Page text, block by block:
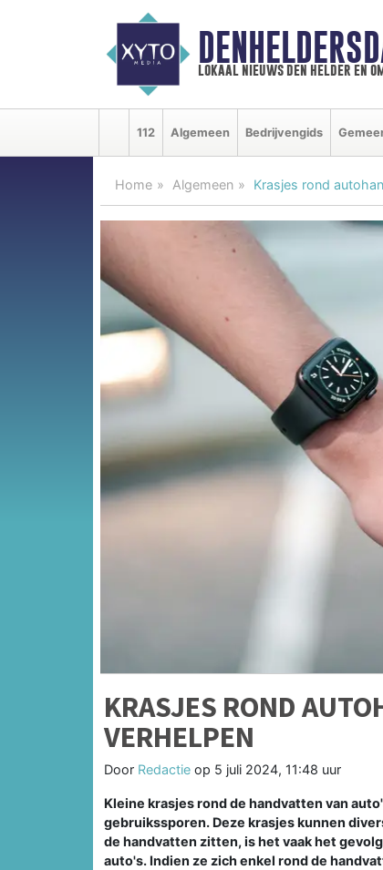
lokaal nieuws den helder en
112 Algemeen Bedrijvengids
Home Algemeen Krasjes rond
KRASJES ROND
VERHELPEN
Door Redactie op 5 juli 2024, 11:48 uur
Kleine krasjes rond de handvatten van
gebruikssporen. Deze krasjes kunnen
de handvatten zitten, is het vaak het
auto's. Indien ze zich enkel rond de